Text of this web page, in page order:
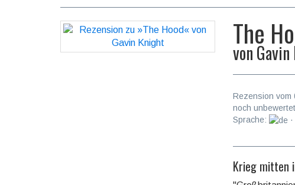
The
von
Rezension vom
noch
Sprache:
Krieg mitten